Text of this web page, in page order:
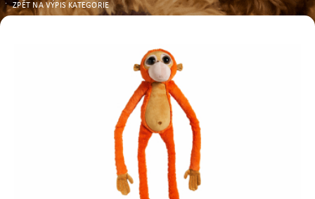
ZPĚT NA VÝPIS KATEGORIE